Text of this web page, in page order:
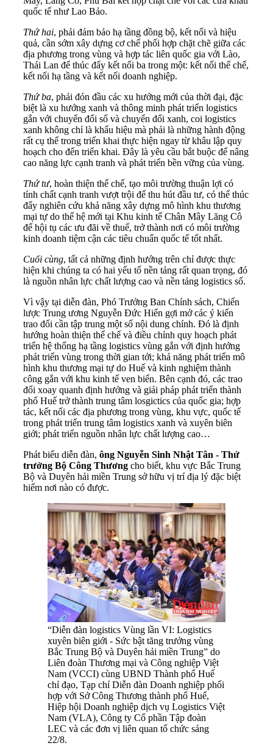
quốc tế như Lao Bảo.
Thứ hai, phải đảm bảo hạ tầng đồng bộ, kết nối và hiệu
quả, cần sớm xây dựng cơ chế phối hợp chặt chẽ giữa các
địa phương trong vùng và hợp tác liên quốc gia với Lào,
Thái Lan để thúc đẩy kết nối ba trong một: kết nối thể chế,
kết nối hạ tầng và kết nối doanh nghiệp.
Thứ ba, phải đón đầu các xu hướng mới của thời đại, đặc
biệt là xu hướng xanh và thông minh phát triển logistics
gắn với chuyển đổi số và chuyển đổi xanh, coi logistics
xanh không chỉ là khẩu hiệu mà phải là những hành động
rất cụ thể trong triển khai thực hiện ngay từ khâu lập quy
hoạch cho đến triển khai. Đây là yêu cầu bắt buộc để nâng
cao năng lực cạnh tranh và phát triển bền vững của vùng.
Thứtư, hoàn thiện thể chế, tạo môi trường thuận lợi có
tính chất cạnh tranh vượt trội để thu hút đầu tư, có thể thúc
đẩy nghiên cứu khả năng xây dựng mô hình khu thương
mại tự do thế hệ mới tại Khu kinh tế Chân Mây Lăng Cô
để hội tụ các ưu đãi về thuế, trở thành nơi có môi trường
kinh doanh tiệm cận các tiêu chuẩn quốc tế tốt nhất.
Cuối cùng, tất cả những định hướng trên chỉ được thực
hiện khi chúng ta có hai yếu tố nền tảng rất quan trọng, đó
là nguồn nhân lực chất lượng cao và nền tảng logistics số.
Vì vậy tại diễn đàn, Phó Trưởng Ban Chính sách, Chiến
lược Trung ương Nguyễn Đức Hiển gợi mở các ý kiến
trao đổi cần tập trung một số nội dung chính. Đó là định
hướng hoàn thiện thể chế và điều chỉnh quy hoạch phát
triển hệ thống hạ tầng logistics vùng gắn với định hướng
phát triển vùng trong thời gian tới; khả năng phát triển mô
hình khu thương mại tự do Huế và kinh nghiệm thành
công gắn với khu kinh tế ven biển. Bên cạnh đó, các trao
đổi xoay quanh định hướng và giải pháp phát triển thành
phố Huế trở thành trung tâm losgictics của quốc gia; hợp
tác, kết nối các địa phương trong vùng, khu vực, quốc tế
trong phát triển trung tâm logistics xanh và xuyên biên
giới; phát triển nguồn nhân lực chất lượng cao…
Phát biểu diễn đàn, ông Nguyễn Sinh Nhật Tân - Thứ
trưởng Bộ Công Thương cho biết, khu vực Bắc Trung
Bộ và Duyên hải miền Trung sở hữu vị trí địa lý đặc biệt
hiếm nơi nào có được.
“Diễn đàn logistics Vùng lần VI: Logistics
xuyên biên giới - Sức bật tăng trưởng vùng
Bắc Trung Bộ và Duyên hải miền Trung” do
Liên đoàn Thương mại và Công nghiệp Việt
Nam (VCCI) cùng UBND Thành phố Huế
chỉ đạo, Tạp chí Diễn đàn Doanh nghiệp phối
hợp với Sở Công Thương thành phố Huế,
Hiệp hội Doanh nghiệp dịch vụ Logistics Việt
Nam (VLA), Công ty Cổ phần Tập đoàn
LEC và các đơn vị liên quan tổ chức sáng
22/8.